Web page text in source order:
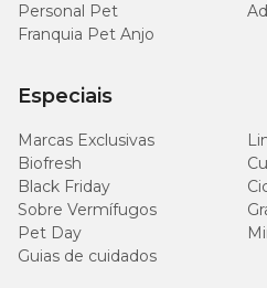
Personal Pet
Franquia Pet Anjo
Especiais
Marcas Exclusivas
Biofresh
Black Friday
Sobre Vermífugos
Pet Day
Guias de cuidados